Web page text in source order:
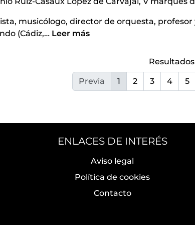
musicólogo, director de orquesta,
(Cádiz,… Leer más
Resultados
Previa 1 2 3 4 5
ENLACES DE INTERÉS
Aviso legal
Política de cookies
Contacto